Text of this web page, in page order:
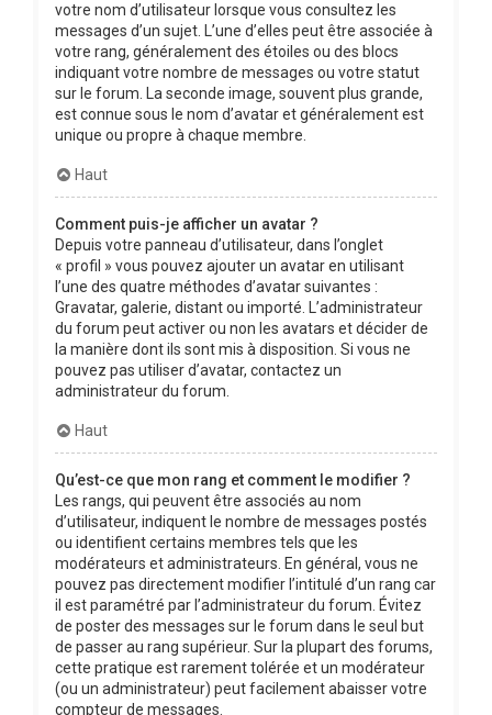
votre nom d’utilisateur lorsque vous consultez les
messages d’un sujet. L’une d’elles peut être associée à
votre rang, généralement des étoiles ou des blocs
indiquant votre nombre de messages ou votre statut
sur le forum. La seconde image, souvent plus grande,
est connue sous le nom d’avatar et généralement est
unique ou propre à chaque membre.
Haut
Comment puis-je afficher un avatar ?
Depuis votre panneau d’utilisateur, dans l’onglet
« profil » vous pouvez ajouter un avatar en utilisant
l’une des quatre méthodes d’avatar suivantes :
Gravatar, galerie, distant ou importé. L’administrateur
du forum peut activer ou non les avatars et décider de
la manière dont ils sont mis à disposition. Si vous ne
pouvez pas utiliser d’avatar, contactez un
administrateur du forum.
Haut
Qu’est-ce que mon rang et comment le modifier ?
Les rangs, qui peuvent être associés au nom
d’utilisateur, indiquent le nombre de messages postés
ou identifient certains membres tels que les
modérateurs et administrateurs. En général, vous ne
pouvez pas directement modifier l’intitulé d’un rang car
il est paramétré par l’administrateur du forum. Évitez
de poster des messages sur le forum dans le seul but
de passer au rang supérieur. Sur la plupart des forums,
cette pratique est rarement tolérée et un modérateur
(ou un administrateur) peut facilement abaisser votre
compteur de messages.